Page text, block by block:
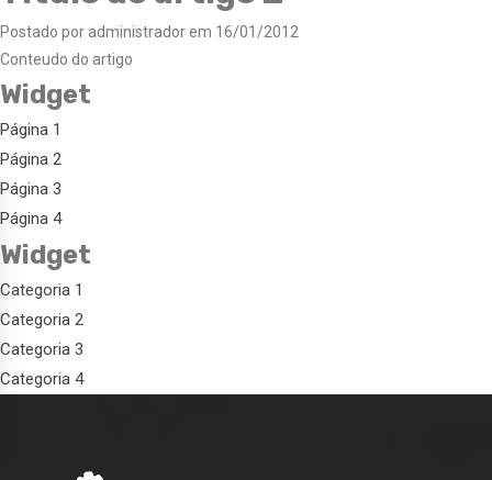
Postado por administrador em 16/01/2012
Conteudo do artigo
Widget
Página 1
Página 2
Página 3
Página 4
Widget
Categoria 1
Categoria 2
Categoria 3
Categoria 4